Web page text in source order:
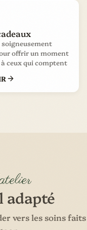
offrir un moment
ceux qui comptent
adapté
vers les soins faits